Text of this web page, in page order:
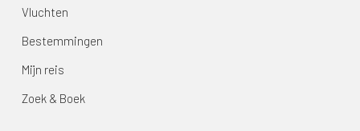
Vluchten
Bestemmingen
Mijn reis
Zoek & Boek